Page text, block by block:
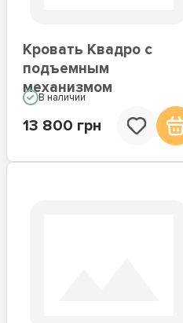
Кровать Квадро с
подъемным
механизмом
В наличии
13 800 грн